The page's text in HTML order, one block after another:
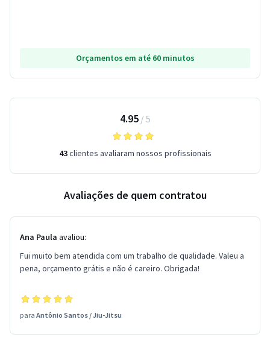
Orçamentos em até 60 minutos
4.95/ 5
43clientes avaliaram nossos profissionais
Avaliações de quem contratou
Ana Paula avaliou:
Fui muito bem atendida com um trabalho de qualidade. Valeu a
pena, orçamento grátis e não é careiro. Obrigada!
para Antônio Santos /Jiu-Jitsu